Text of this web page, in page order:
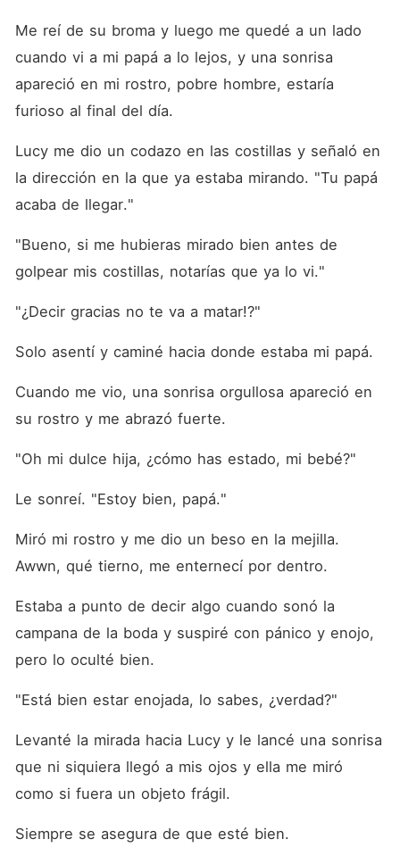
Me reí de su broma y luego me quedé a un lado
cuando vi a mi papá a lo lejos, y una sonrisa
apareció en mi rostro, pobre hombre, estaría
furioso al final del día.
Lucy me dio un codazo en las costillas y señaló en
la dirección en la que ya estaba mirando. "Tu papá
acaba de llegar."
"Bueno, si me hubieras mirado bien antes de
golpear mis costillas, notarías que ya lo vi."
"¿Decir gracias no te va a matar!?"
Solo asentí y caminé hacia donde estaba mi papá.
Cuando me vio, una sonrisa orgullosa apareció en
su rostro y me abrazó fuerte.
"Oh mi dulce hija, ¿cómo has estado, mi bebé?"
Le sonreí. "Estoy bien, papá."
Miró mi rostro y me dio un beso en la mejilla.
Awwn, qué tierno, me enternecí por dentro.
Estaba a punto de decir algo cuando sonó la
campana de la boda y suspiré con pánico y enojo,
pero lo oculté bien.
"Está bien estar enojada, lo sabes, ¿verdad?"
Levanté la mirada hacia Lucy y le lancé una sonrisa
que ni siquiera llegó a mis ojos y ella me miró
como si fuera un objeto frágil.
Siempre se asegura de que esté bien.